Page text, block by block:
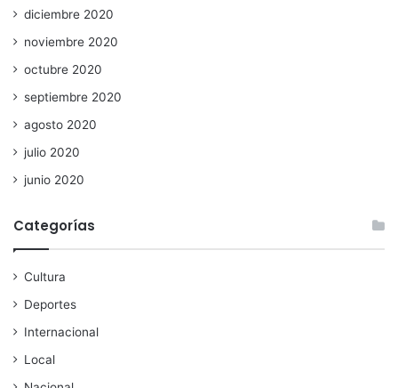
diciembre 2020
noviembre 2020
octubre 2020
septiembre 2020
agosto 2020
julio 2020
junio 2020
Categorías
Cultura
Deportes
Internacional
Local